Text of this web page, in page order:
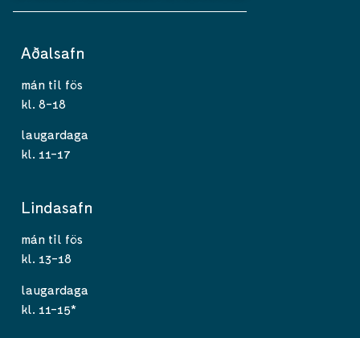
Aðalsafn
mán til fös
kl. 8-18
laugardaga
kl. 11-17
Lindasafn
mán til fös
kl. 13-18
laugardaga
kl. 11-15*